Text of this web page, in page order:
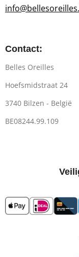
Contact:
Belles Oreilles
Hoefsmidstraat 24
3740 Bilzen - België
BE08244.99.109